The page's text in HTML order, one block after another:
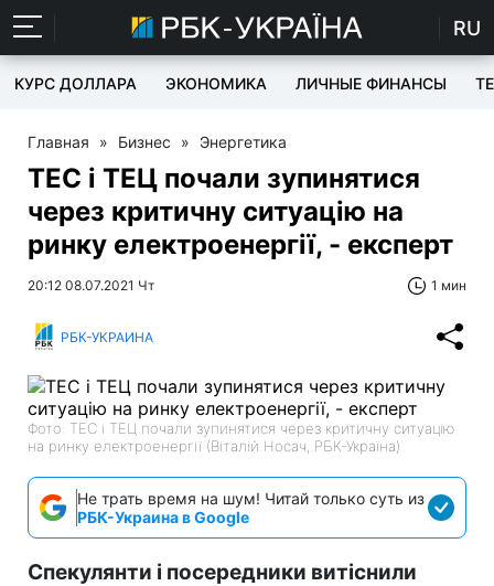
RU
КУРС ДОЛЛАРА ЭКОНОМИКА ЛИЧНЫЕ ФИНАНСЫ
Главная » Бизнес » Энергетика
ТЕС і ТЕЦ почали зупинятися
через критичну ситуацію на
ринку електроенергії, - експерт
20:12 08.07.2021 Чт 1 мин
РБК-УКРАИНА
Фото: ТЕС і ТЕЦ почали зупинятися через критичну ситуацію
на ринку електроенергії (Віталій Носач, РБК-Україна)
Не трать время на шум! Читай только суть из
РБК-Украина в Google
Спекулянти і посередники витіснили